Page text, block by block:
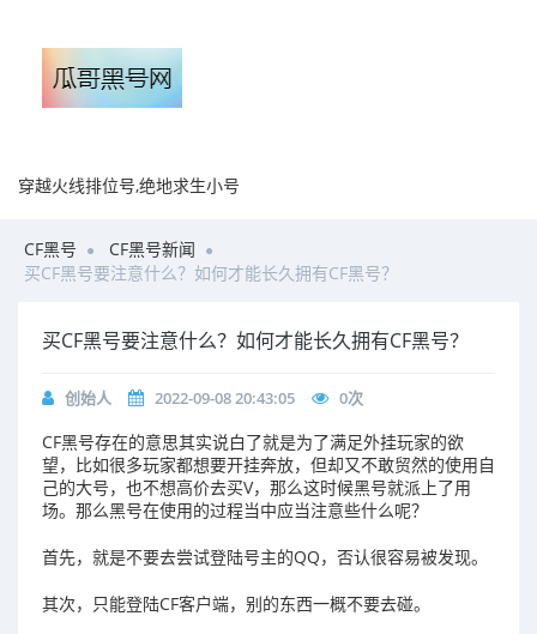
穿越火线排位号,绝地求生小号
CF黑号
CF黑号新闻
买CF黑号要注意什么？如何才能长久拥有CF黑号？
买CF黑号要注意什么？如何才能长久拥有CF黑号？
创始人 2022-09-08 20:43:05 0次
CF黑号存在的意思其实说白了就是为了满足外挂玩家的欲
望，比如很多玩家都想要开挂奔放，但却又不敢贸然的使用自
己的大号，也不想高价去买V，那么这时候黑号就派上了用
场。那么黑号在使用的过程当中应当注意些什么呢？
首先，就是不要去尝试登陆号主的QQ，否认很容易被发现。
其次，只能登陆CF客户端，别的东西一概不要去碰。